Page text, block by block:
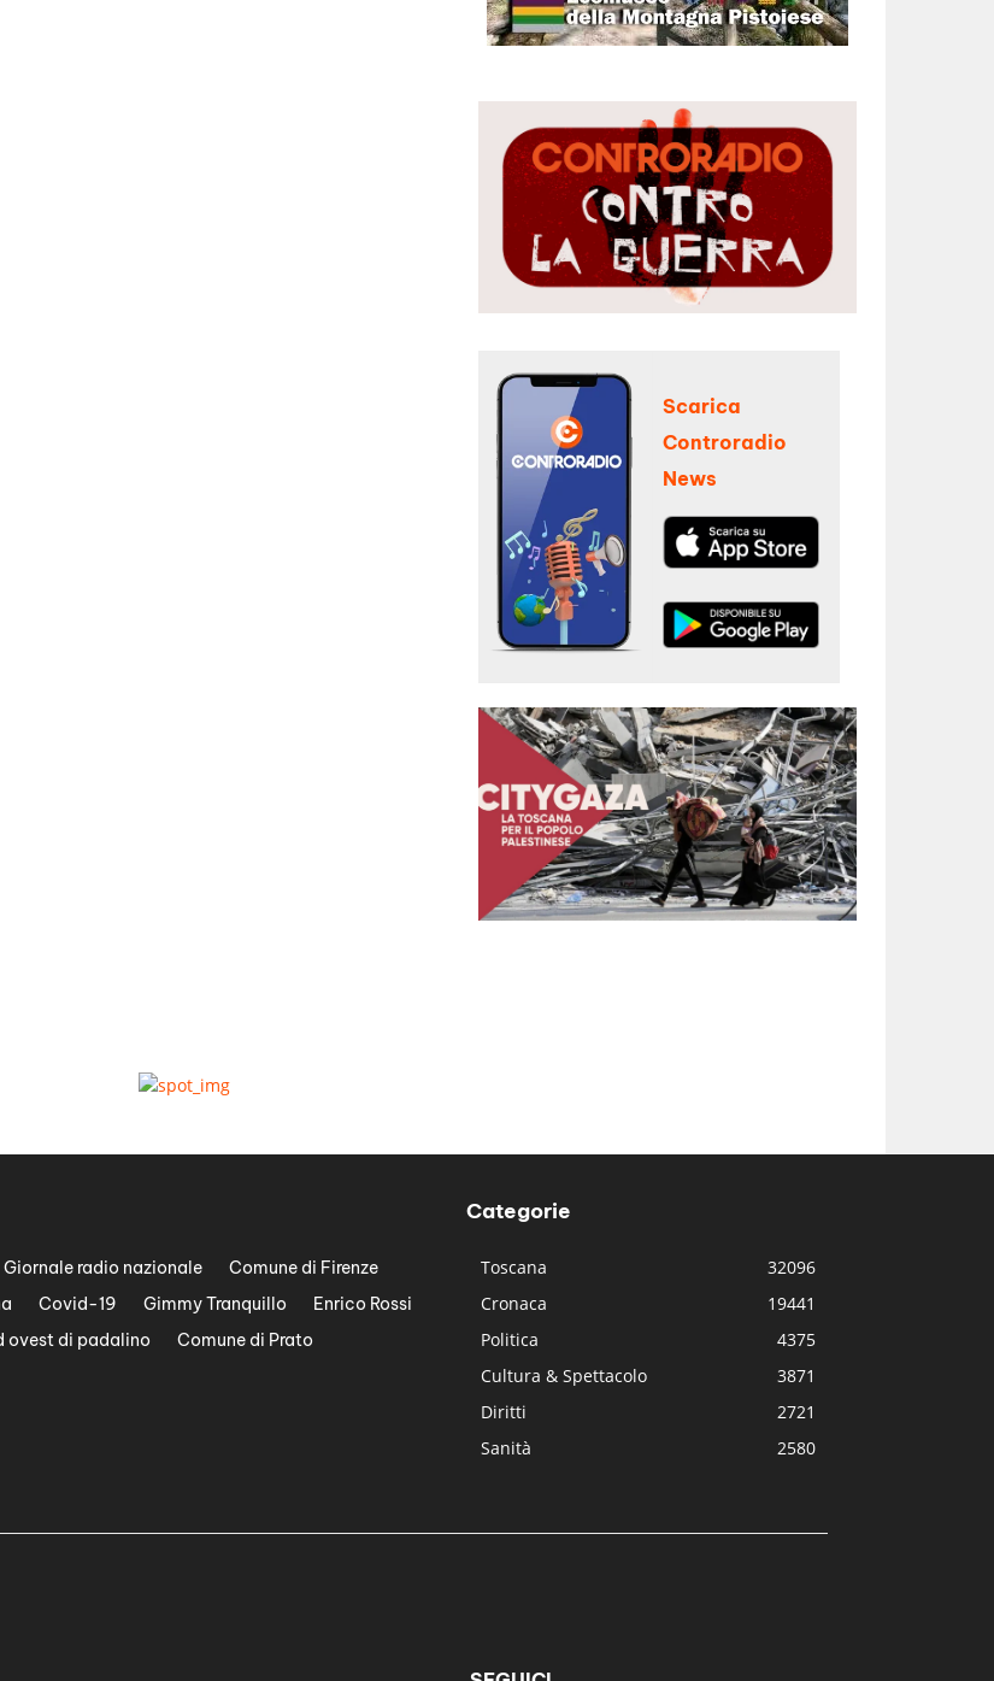
Scarica
Controradio
News
Giornale radio nazionale
Comune di Firenze
Covid-19 Gimmy Tranquillo
Enrico Rossi
ovest di padalino
Comune di Prato
Categorie
Toscana
32096
Cronaca
19441
Politica
4375
Cultura & Spettacolo
3871
Diritti
2721
Sanità
2580